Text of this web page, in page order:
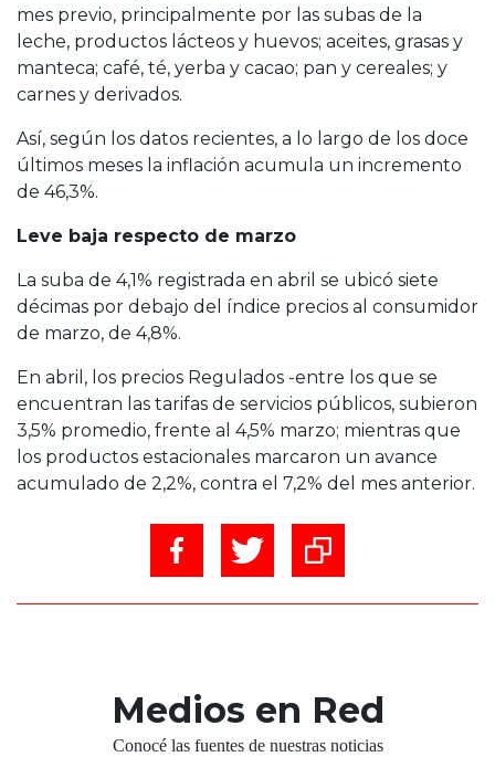
mes previo, principalmente por las subas de la
leche, productos lácteos y huevos; aceites, grasas y
manteca; café, té, yerba y cacao; pan y cereales; y
carnes y derivados.
Así, según los datos recientes, a lo largo de los doce
últimos meses la inflación acumula un incremento
de 46,3%.
Leve baja respecto de marzo
La suba de 4,1% registrada en abril se ubicó siete
décimas por debajo del índice precios al consumidor
de marzo, de 4,8%.
En abril, los precios Regulados -entre los que se
encuentran las tarifas de servicios públicos, subieron
3,5% promedio, frente al 4,5% marzo; mientras que
los productos estacionales marcaron un avance
acumulado de 2,2%, contra el 7,2% del mes anterior.
Medios en Red
Conocé las fuentes de nuestras noticias